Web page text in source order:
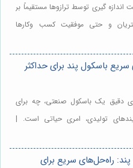
گیری توسط ترازوها مستقیماً بر
و حتی موفقیت کسب وکارها
باسکول پند برای حداکثر
دقیق یک باسکول صنعتی، چه برای
تولیدی، امری حیاتی است. |
راه‌حل‌های سریع برای